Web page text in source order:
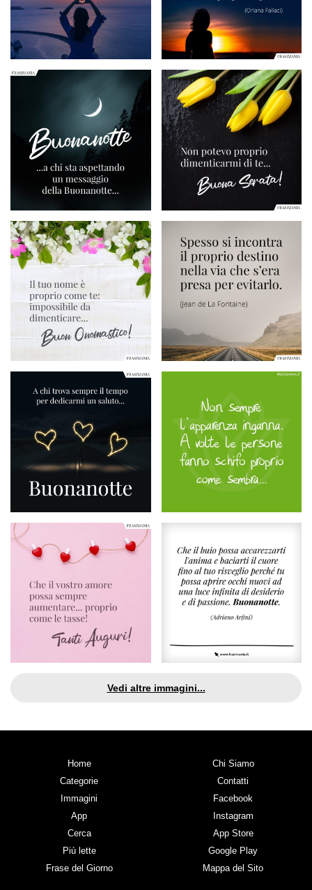
Vedi altre immagini...
Home
Categorie
Immagini
App
Cerca
Più lette
Frase del Giorno
Chi Siamo
Contatti
Facebook
Instagram
App Store
Google Play
Mappa del Sito